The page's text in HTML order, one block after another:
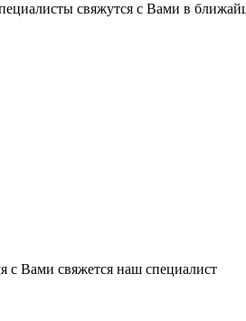
свяжутся с Вами в
Вами свяжется наш специалист